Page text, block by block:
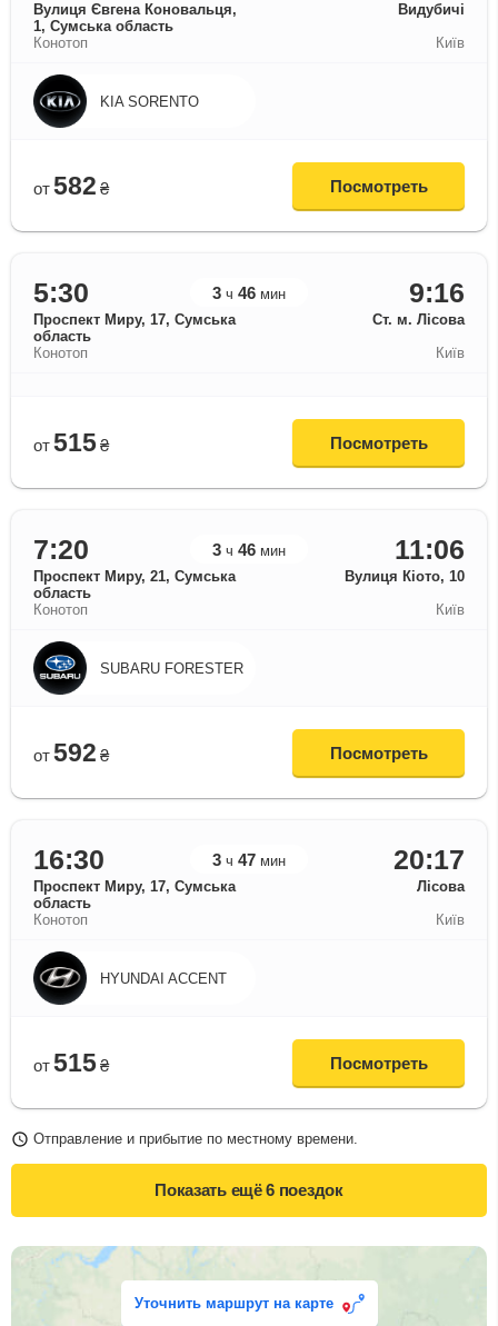
Вулиця Євгена Коновальця,
1, Сумська область
Видубичі
Конотоп
Київ
KIA SORENTO
от 582 ₴ Посмотреть
5:30 3 ч 46 мин 9:16
Проспект Миру, 17, Сумська
область
Ст. м. Лісова
Конотоп
Київ
от 515 ₴ Посмотреть
7:20 3 ч 46 мин 11:06
Проспект Миру, 21, Сумська
область
Вулиця Кіото, 10
Конотоп
Київ
SUBARU FORESTER
от 592 ₴ Посмотреть
16:30 3 ч 47 мин 20:17
Проспект Миру, 17, Сумська
область
Лісова
Конотоп
Київ
HYUNDAI ACCENT
от 515 ₴ Посмотреть
Отправление и прибытие по местному времени.
Показать ещё 6 поездок
Уточнить маршрут на карте